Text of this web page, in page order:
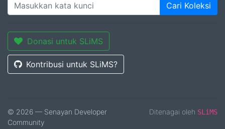
Cari Koleksi
Donasi untuk SLiMS
Kontribusi untuk SLiMS?
© 2026 — Senayan Developer
Community
Ditenagai oleh SLiMS